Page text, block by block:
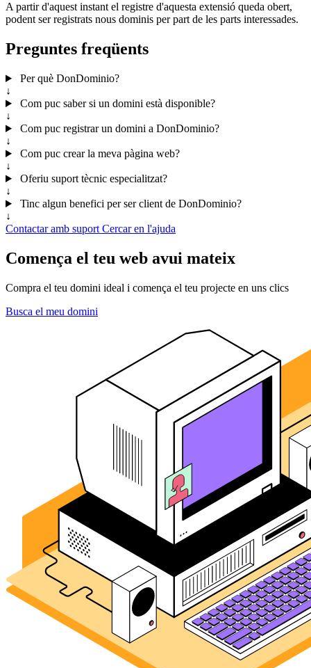
A partir d'aquest instant el registre d'aquesta extensió queda obert,
podent ser registrats nous dominis per part de les parts interessades.
Preguntes freqüents
Per què DonDominio?
↓
Com puc saber si un domini està disponible?
↓
Com puc registrar un domini a DonDominio?
↓
Com puc crear la meva pàgina web?
↓
Oferiu suport tècnic especialitzat?
↓
Tinc algun benefici per ser client de DonDominio?
↓
Contactar amb suport Cercar en l'ajuda
Comença el teu web avui mateix
Compra el teu domini ideal i comença el teu projecte en uns clics
Busca el meu domini